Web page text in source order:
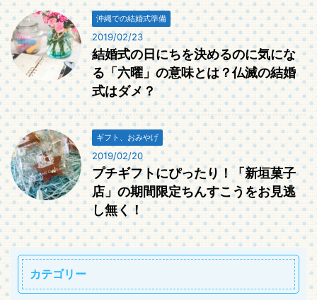
沖縄での結婚式準備
2019/02/23
結婚式の日にちを決めるのに気にな
る「六曜」の意味とは？仏滅の結婚
式はダメ？
ギフト、おみやげ
2019/02/20
プチギフトにぴったり！「新垣菓子
店」の期間限定ちんすこうをお見逃
し無く！
カテゴリー